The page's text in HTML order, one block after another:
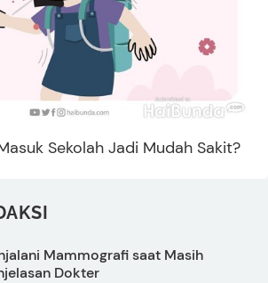
Sekolah Jadi Mudah Sakit?
Mammografi saat Masih
Dokter